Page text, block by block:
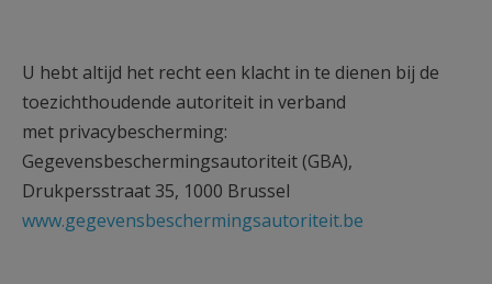
U hebt altijd het recht een klacht in te dienen bij de
toezichthoudende autoriteit in verband
met privacybescherming:
Gegevensbeschermingsautoriteit (GBA),
Drukpersstraat 35, 1000 Brussel
www.gegevensbeschermingsautoriteit.be